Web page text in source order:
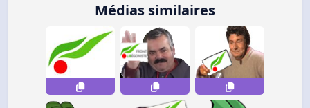
Médias similaires